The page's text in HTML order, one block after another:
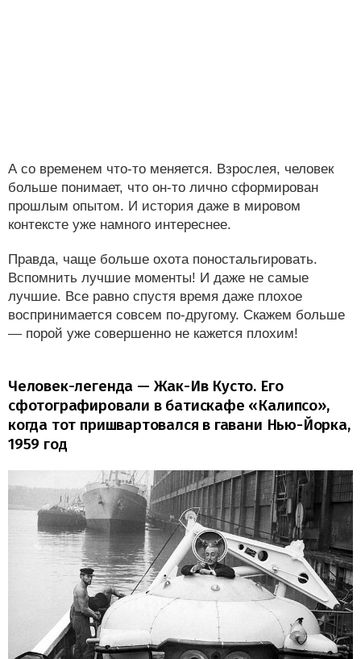
А со временем что-то меняется. Взрослея, человек
больше понимает, что он-то лично сформирован
прошлым опытом. И история даже в мировом
контексте уже намного интереснее.
Правда, чаще больше охота поностальгировать.
Вспомнить лучшие моменты! И даже не самые
лучшие. Все равно спустя время даже плохое
воспринимается совсем по-другому. Скажем больше
— порой уже совершенно не кажется плохим!
Человек-легенда — Жак-Ив Кусто. Его
сфотографировали в батискафе «Калипсо»,
когда тот пришвартовался в гавани Нью-Йорка,
1959 год